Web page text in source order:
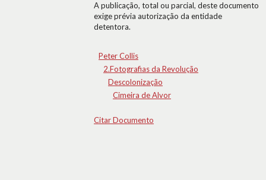
A publicação, total ou parcial, deste documento
exige prévia autorização da entidade
detentora.
Peter Collis
2.Fotografias da Revolução
Descolonização
Cimeira de Alvor
Citar Documento